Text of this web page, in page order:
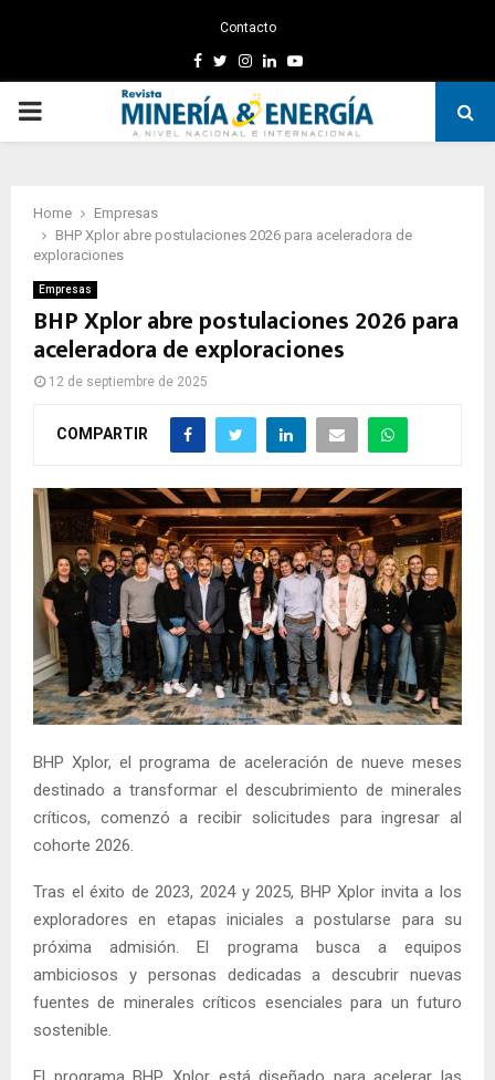
Contacto
Facebook
TwitterInstagram
LinkedinYoutube
PRIMARY
Home
Empresas
BHP Xplor abre postulaciones 2026 para aceleradora de
exploraciones
Empresas
BHP Xplor abre postulaciones 2026 para
aceleradora de exploraciones
12 de septiembre de 2025
COMPARTIR
BHP Xplor, el programa de aceleración de nueve meses
destinado a transformar el descubrimiento de minerales
críticos, comenzó a recibir solicitudes para ingresar al
cohorte 2026.
Tras el éxito de 2023, 2024 y 2025, BHP Xplor invita a los
exploradores en etapas iniciales a postularse para su
próxima admisión. El programa busca a equipos
ambiciosos y personas dedicadas a descubrir nuevas
fuentes de minerales críticos esenciales para un futuro
sostenible.